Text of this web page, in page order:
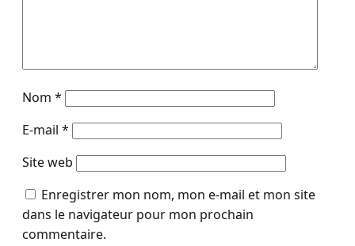
Nom *
E-mail *
Site web
Enregistrer mon nom, mon e-mail et mon site
dans le navigateur pour mon prochain
commentaire.